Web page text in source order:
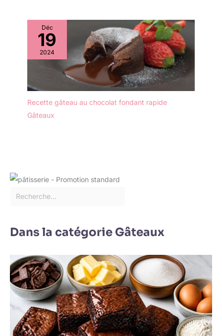
lisse résiste aux rayures
et se nettoie facilement à
la main ou au lave-
vaisselle Cadeau parfait -
le set assiette émaillées
blanches est emballé de
manière incassable et
comme cadeau pour la
Déc
19
2024
Recette gâteau au chocolat fondant rapide
Gâteaux
Dans la catégorie Gâteaux